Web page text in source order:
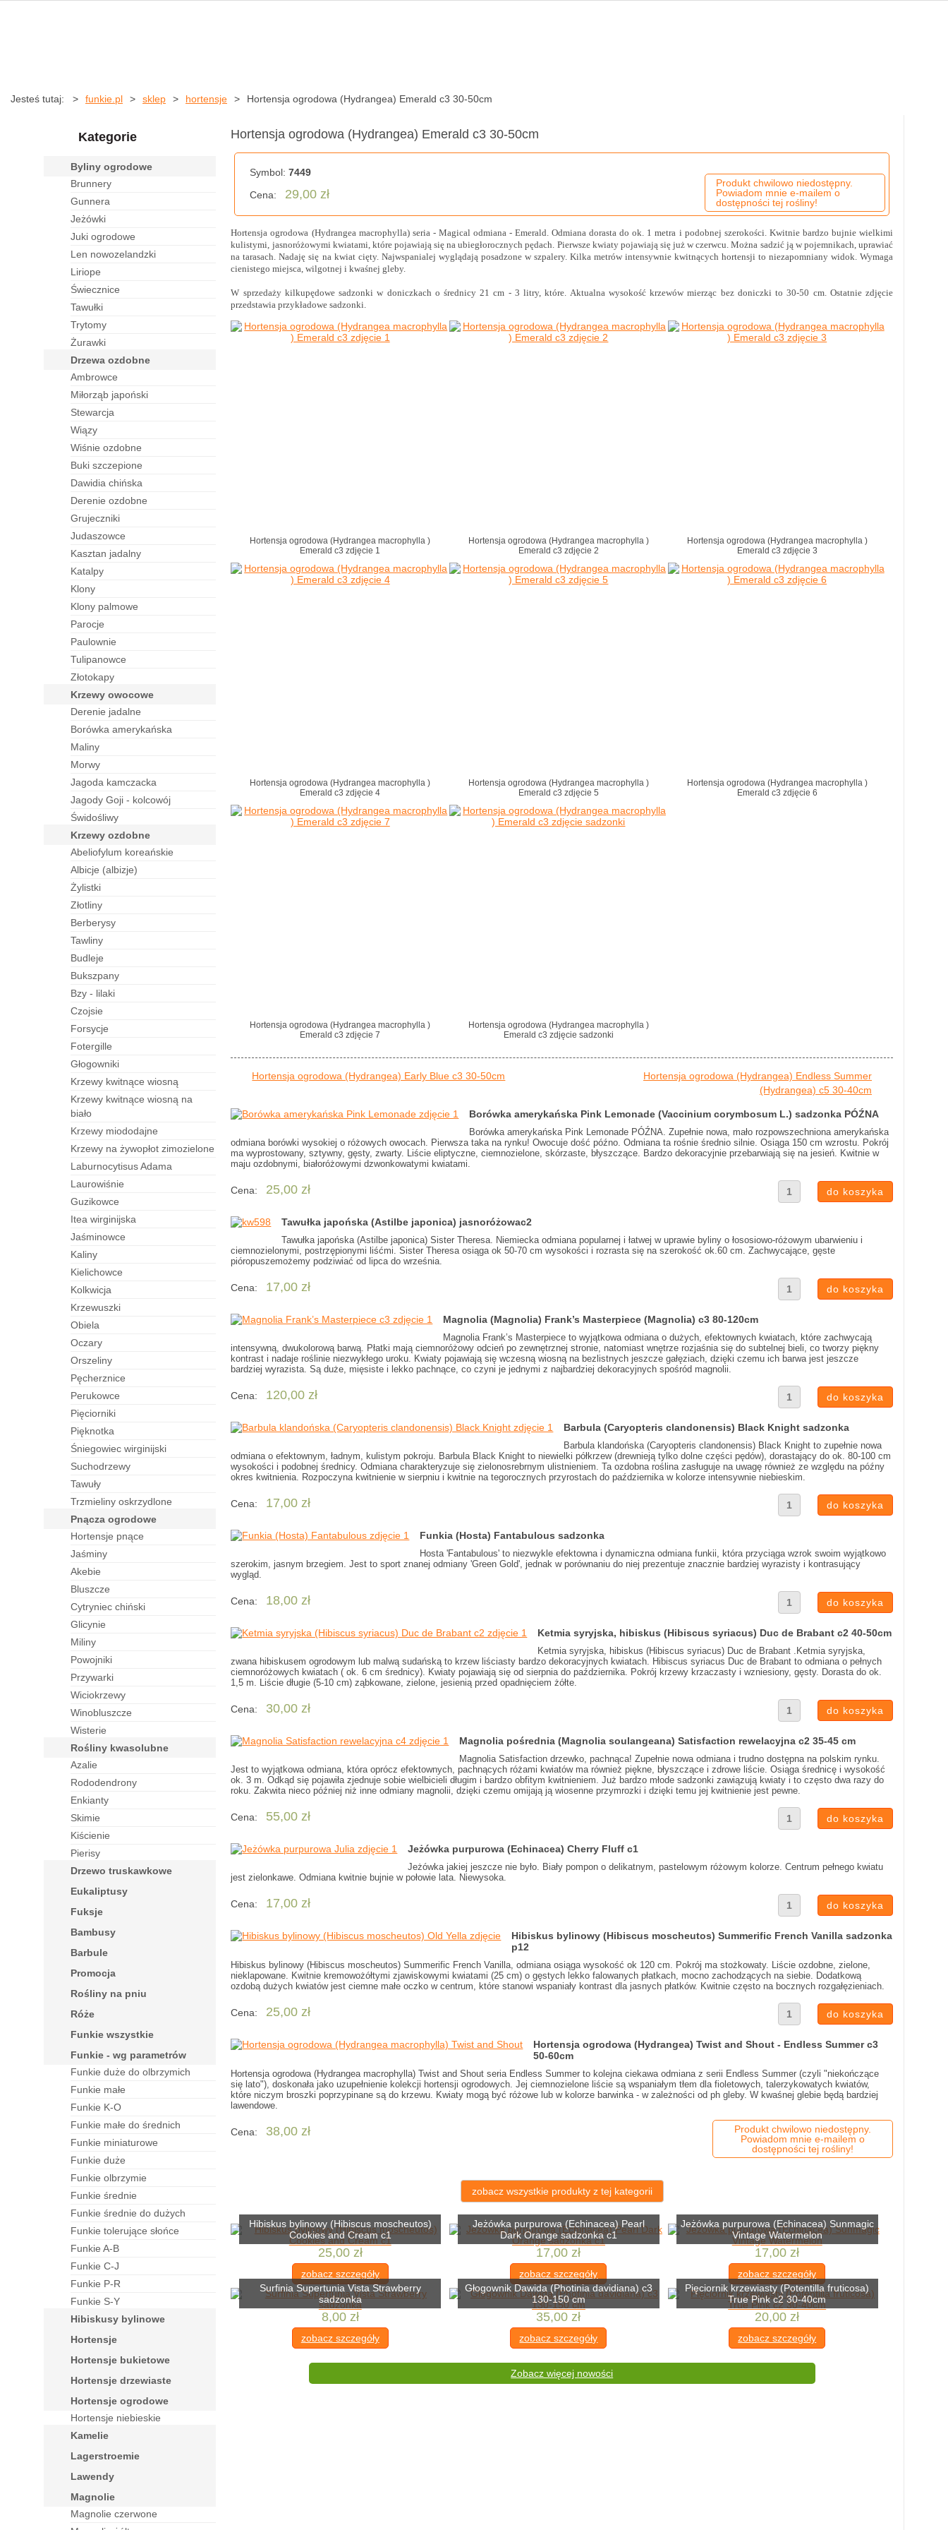
Jesteś tutaj: funkie.pl sklep hortensje Hortensja ogrodowa (Hydrangea) Emerald c3 30-50cm
Kategorie
byliny ogrodowe
brunnery
gunnera
jeżówki
juki ogrodowe
len nowozelandzki
liriope
świecznice
tawułki
trytomy
żurawki
drzewa ozdobne
ambrowce
miłorząb japoński
stewarcja
wiązy
wiśnie ozdobne
buki szczepione
dawidia chińska
derenie ozdobne
grujeczniki
judaszowce
kasztan jadalny
katalpy
klony
klony palmowe
parocje
paulownie
tulipanowce
złotokapy
krzewy owocowe
derenie jadalne
borówka amerykańska
maliny
morwy
jagoda kamczacka
jagody Goji - kolcowój
świdośliwy
krzewy ozdobne
abeliofylum koreańskie
albicje (albizje)
żylistki
złotliny
berberysy
tawliny
budleje
bukszpany
bzy - lilaki
czojsie
forsycje
fotergille
Głogowniki
Krzewy kwitnące wiosną
Krzewy kwitnące wiosną na
biało
Krzewy miododajne
Krzewy na żywopłot zimozielone
laburnocytisus Adama
laurowiśnie
guzikowce
itea wirginijska
jaśminowce
kaliny
kielichowce
kolkwicja
krzewuszki
obiela
oczary
orszeliny
pęcherznice
perukowce
pięciorniki
pięknotka
śniegowiec wirginijski
suchodrzewy
tawuły
trzmieliny oskrzydlone
pnącza ogrodowe
hortensje pnące
jaśminy
akebie
bluszcze
cytryniec chiński
glicynie
miliny
powojniki
przywarki
wiciokrzewy
winobluszcze
wisterie
rośliny kwasolubne
azalie
rododendrony
enkianty
skimie
kiścienie
pierisy
drzewo truskawkowe
eukaliptusy
fuksje
bambusy
barbule
Promocja
rośliny na pniu
róże
funkie wszystkie
funkie - wg parametrów
funkie duże do olbrzymich
funkie małe
funkie K-O
funkie małe do średnich
funkie miniaturowe
funkie duże
funkie olbrzymie
funkie średnie
funkie średnie do dużych
funkie tolerujące słońce
funkie A-B
funkie C-J
funkie P-R
funkie S-Y
hibiskusy bylinowe
hortensje
hortensje bukietowe
hortensje drzewiaste
hortensje ogrodowe
Hortensje niebieskie
kamelie
lagerstroemie
lawendy
magnolie
Magnolie czerwone
Hortensja ogrodowa (Hydrangea) Emerald c3 30-50cm
Symbol:7449
Cena:
29,00 zł
Produkt chwilowo niedostępny.
Powiadom mnie e-mailem o
dostępności tej rośliny!
Hortensja ogrodowa (Hydrangea macrophylla) seria - Magical odmiana - Emerald. Odmiana dorasta do ok. 1 metra i podobnej szerokości. Kwitnie bardzo bujnie wielkimi
kulistymi, jasnoróżowymi kwiatami, które pojawiają się na ubiegłorocznych pędach. Pierwsze kwiaty pojawiają się już w czerwcu. Można sadzić ją w pojemnikach, uprawiać
na tarasach. Nadaję się na kwiat cięty. Najwspanialej wyglądają posadzone w szpalery. Kilka metrów intensywnie kwitnących hortensji to niezapomniany widok. Wymaga
cienistego miejsca, wilgotnej i kwaśnej gleby.
W sprzedaży kilkupędowe sadzonki w doniczkach o średnicy 21 cm - 3 litry, które. Aktualna wysokość krzewów mierząc bez doniczki to 30-50 cm. Ostatnie zdjęcie
przedstawia przykładowe sadzonki.
Hortensja ogrodowa (Hydrangea macrophylla )
Emerald c3 zdjęcie 1
Hortensja ogrodowa (Hydrangea macrophylla )
Emerald c3 zdjęcie 2
Hortensja ogrodowa (Hydrangea macrophylla )
Emerald c3 zdjęcie 3
Hortensja ogrodowa (Hydrangea macrophylla )
Emerald c3 zdjęcie 4
Hortensja ogrodowa (Hydrangea macrophylla )
Emerald c3 zdjęcie 5
Hortensja ogrodowa (Hydrangea macrophylla )
Emerald c3 zdjęcie 6
Hortensja ogrodowa (Hydrangea macrophylla )
Emerald c3 zdjęcie 7
Hortensja ogrodowa (Hydrangea macrophylla )
Emerald c3 zdjęcie sadzonki
Hortensja ogrodowa (Hydrangea) Early Blue c3 30-50cm
Hortensja ogrodowa (Hydrangea) Endless Summer
(Hydrangea) c5 30-40cm
Borówka amerykańska Pink Lemonade (Vaccinium corymbosum L.) sadzonka PÓŹNA
Borówka amerykańska Pink Lemonade PÓŹNA. Zupełnie nowa, mało rozpowszechniona amerykańska
odmiana borówki wysokiej o różowych owocach. Pierwsza taka na rynku! Owocuje dość późno. Odmiana ta rośnie średnio silnie. Osiąga 150 cm wzrostu. Pokrój
ma wyprostowany, sztywny, gęsty, zwarty. Liście eliptyczne, ciemnozielone, skórzaste, błyszczące. Bardzo dekoracyjnie przebarwiają się na jesień. Kwitnie w
maju ozdobnymi, białoróżowymi dzwonkowatymi kwiatami.
Cena: 25,00 zł
Tawułka japońska (Astilbe japonica) jasnoróżowac2
Tawułka japońska (Astilbe japonica) Sister Theresa. Niemiecka odmiana popularnej i łatwej w uprawie byliny o łososiowo-różowym ubarwieniu i
ciemnozielonymi, postrzępionymi liśćmi. Sister Theresa osiąga ok 50-70 cm wysokości i rozrasta się na szerokość ok.60 cm. Zachwycające, gęste
pióropuszemożemy podziwiać od lipca do września.
Cena: 17,00 zł
Magnolia (Magnolia) Frank’s Masterpiece (Magnolia) c3 80-120cm
Magnolia Frank’s Masterpiece to wyjątkowa odmiana o dużych, efektownych kwiatach, które zachwycają
intensywną, dwukolorową barwą. Płatki mają ciemnoróżowy odcień po zewnętrznej stronie, natomiast wnętrze rozjaśnia się do subtelnej bieli, co tworzy piękny
kontrast i nadaje roślinie niezwykłego uroku. Kwiaty pojawiają się wczesną wiosną na bezlistnych jeszcze gałęziach, dzięki czemu ich barwa jest jeszcze
bardziej wyrazista. Są duże, mięsiste i lekko pachnące, co czyni je jednymi z najbardziej dekoracyjnych spośród magnolii.
Cena: 120,00 zł
Barbula (Caryopteris clandonensis) Black Knight sadzonka
Barbula klandońska (Caryopteris clandonensis) Black Knight to zupełnie nowa
odmiana o efektownym, ładnym, kulistym pokroju. Barbula Black Knight to niewielki półkrzew (drewnieją tylko dolne części pędów), dorastający do ok. 80-100 cm
wysokości i podobnej średnicy. Odmiana charakteryzuje się zielonosrebrnym ulistnieniem. Ta ozdobna roślina zasługuje na uwagę również ze względu na późny
okres kwitnienia. Rozpoczyna kwitnienie w sierpniu i kwitnie na tegorocznych przyrostach do października w kolorze intensywnie niebieskim.
Cena: 17,00 zł
Funkia (Hosta) Fantabulous sadzonka
Hosta 'Fantabulous' to niezwykle efektowna i dynamiczna odmiana funkii, która przyciąga wzrok swoim wyjątkowo
szerokim, jasnym brzegiem. Jest to sport znanej odmiany 'Green Gold', jednak w porównaniu do niej prezentuje znacznie bardziej wyrazisty i kontrasujący
wygląd.
Cena: 18,00 zł
Ketmia syryjska, hibiskus (Hibiscus syriacus) Duc de Brabant c2 40-50cm
Ketmia syryjska, hibiskus (Hibiscus syriacus) Duc de Brabant .Ketmia syryjska,
zwana hibiskusem ogrodowym lub malwą sudańską to krzew liściasty bardzo dekoracyjnych kwiatach. Hibiscus syriacus Duc de Brabant to odmiana o pełnych
ciemnoróżowych kwiatach ( ok. 6 cm średnicy). Kwiaty pojawiają się od sierpnia do października. Pokrój krzewy krzaczasty i wzniesiony, gęsty. Dorasta do ok.
1,5 m. Liście długie (5-10 cm) ząbkowane, zielone, jesienią przed opadnięciem żółte.
Cena: 30,00 zł
Magnolia pośrednia (Magnolia soulangeana) Satisfaction rewelacyjna c2 35-45 cm
Magnolia Satisfaction drzewko, pachnąca! Zupełnie nowa odmiana i trudno dostępna na polskim rynku.
Jest to wyjątkowa odmiana, która oprócz efektownych, pachnących różami kwiatów ma również piękne, błyszczące i zdrowe liście. Osiąga średnicę i wysokość
ok. 3 m. Odkąd się pojawiła zjednuje sobie wielbicieli długim i bardzo obfitym kwitnieniem. Już bardzo młode sadzonki zawiązują kwiaty i to często dwa razy do
roku. Zakwita nieco później niż inne odmiany magnolii, dzięki czemu omijają ją wiosenne przymrozki i dzięki temu jej kwitnienie jest pewne.
Cena: 55,00 zł
Jeżówka purpurowa (Echinacea) Cherry Fluff c1
Jeżówka jakiej jeszcze nie było. Biały pompon o delikatnym, pastelowym różowym kolorze. Centrum pełnego kwiatu
jest zielonkawe. Odmiana kwitnie bujnie w połowie lata. Niewysoka.
Cena: 17,00 zł
Hibiskus bylinowy (Hibiscus moscheutos) Summerific French Vanilla sadzonka
p12
Hibiskus bylinowy (Hibiscus moscheutos) Summerific French Vanilla, odmiana osiąga wysokość ok 120 cm. Pokrój ma stożkowaty. Liście ozdobne, zielone,
nieklapowane. Kwitnie kremowożółtymi zjawiskowymi kwiatami (25 cm) o gęstych lekko falowanych płatkach, mocno zachodzących na siebie. Dodatkową
ozdobą dużych kwiatów jest ciemne małe oczko w centrum, które stanowi wspaniały kontrast dla jasnych płatków. Kwitnie często na bocznych rozgałęzieniach.
Cena: 25,00 zł
Hortensja ogrodowa (Hydrangea) Twist and Shout - Endless Summer c3
50-60cm
Hortensja ogrodowa (Hydrangea macrophylla) Twist and Shout seria Endless Summer to kolejna ciekawa odmiana z serii Endless Summer (czyli "niekończące
się lato"), doskonała jako uzupełnienie kolekcji hortensji ogrodowych. Jej ciemnozielone liście są wspaniałym tłem dla fioletowych, talerzykowatych kwiatów,
które niczym broszki poprzypinane są do krzewu. Kwiaty mogą być różowe lub w kolorze barwinka - w zależności od ph gleby. W kwaśnej glebie będą bardziej
lawendowe.
Cena: 38,00 zł
Produkt chwilowo niedostępny.
Powiadom mnie e-mailem o
dostępności tej rośliny!
zobacz wszystkie produkty z tej kategorii
Hibiskus bylinowy (Hibiscus moscheutos)
Cookies and Cream c1
25,00 zł
zobacz szczegóły
Jeżówka purpurowa (Echinacea) Pearl
Dark Orange sadzonka c1
17,00 zł
zobacz szczegóły
Jeżówka purpurowa (Echinacea) Sunmagic
Vintage Watermelon
17,00 zł
zobacz szczegóły
Surfinia Supertunia Vista Strawberry
sadzonka
8,00 zł
zobacz szczegóły
Głogownik Dawida (Photinia davidiana) c3
130-150 cm
35,00 zł
zobacz szczegóły
Pięciornik krzewiasty (Potentilla fruticosa)
True Pink c2 30-40cm
20,00 zł
zobacz szczegóły
Zobacz więcej nowości